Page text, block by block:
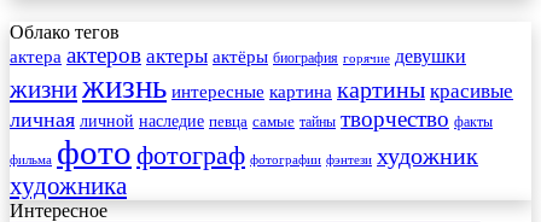
Облако тегов
актера актеров актеры актёры биография горячие девушки
жизнижизнь интересные картина картины красивые
личная личной наследие певца самые тайны творчество факты
фильма фото фотограф фотографии фэнтези художник
художника
Интересное